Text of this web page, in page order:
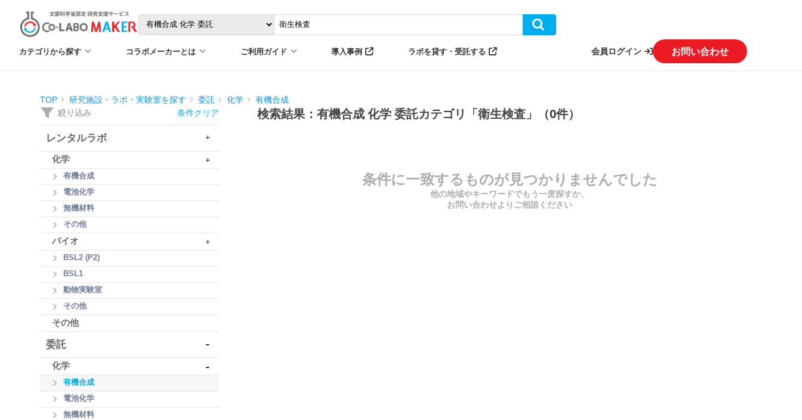
カテゴリから探す コラボメーカーとは ご利用ガイド 導入事例 ラボを貸す・受託する 会員ログイン お問い合わせ
TOP 研究施設・ラボ・実験室を探す 委託 化学 有機合成
絞り込み 条件クリア
レンタルラボ +
化学 +
有機合成
電池化学
無機材料
その他
バイオ +
BSL2 (P2)
BSL1
動物実験室
その他
その他
委託 -
化学 -
有機合成
電池化学
無機材料
検索結果：有機合成 化学 委託カテゴリ「衛生検査」（0件）
条件に一致するものが見つかりませんでした
他の地域やキーワードでもう一度探すか、
お問い合わせよりご相談ください